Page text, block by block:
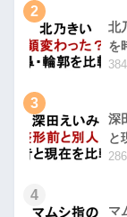
2
北
を
3
深
と
4
マ